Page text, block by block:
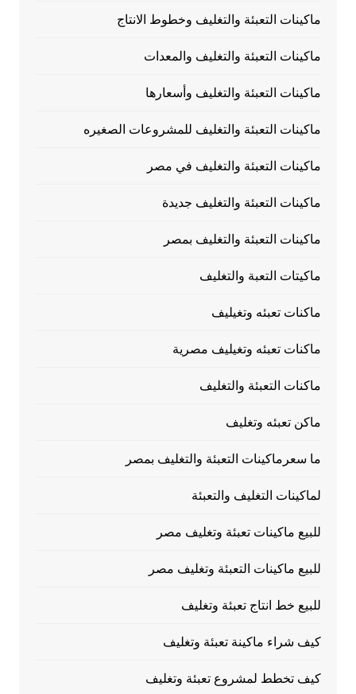
ماكينات التعبئة والتغليف وخطوط الانتاج
ماكينات التعبئة والتغليف والمعدات
ماكينات التعبئة والتغليف وأسعارها
ماكينات التعبئة والتغليف للمشروعات الصغيره
ماكينات التعبئة والتغليف في مصر
ماكينات التعبئة والتغليف جديدة
ماكينات التعبئة والتغليف بمصر
ماكيتات التعبة والتغليف
ماكنات تعبئه وتغيليف
ماكنات تعبئه وتغيليف مصرية
ماكنات التعبئة والتغليف
ماكن تعبئه وتغليف
ما سعرماكينات التعبئة والتغليف بمصر
لماكينات التغليف والتعبئة
للبيع ماكينات تعبئة وتغليف مصر
للبيع ماكينات التعبئة وتغليف مصر
للبيع خط انتاج تعبئة وتغليف
كيف شراء ماكينة تعبئة وتغليف
كيف تخطط لمشروع تعبئة وتغليف